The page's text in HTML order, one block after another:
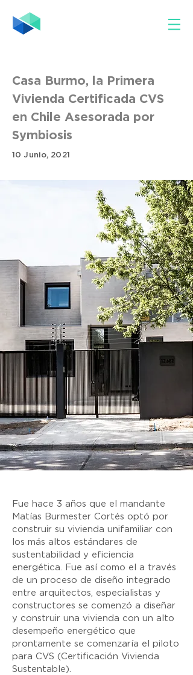
Casa Burmo, la Primera
Vivienda Certificada CVS
en Chile Asesorada por
Symbiosis
10 Junio, 2021
Fue hace 3 años que el mandante
Matías Burmester Cortés optó por
construir su vivienda unifamiliar con
los más altos estándares de
sustentabilidad y eficiencia
energética. Fue así como el a través
de un proceso de diseño integrado
entre arquitectos, especialistas y
constructores se comenzó a diseñar
y construir una vivienda con un alto
desempeño energético que
prontamente se comenzaría el piloto
para CVS (Certificación Vivienda
Sustentable).